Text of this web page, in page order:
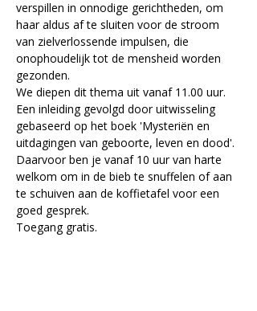
verspillen in onnodige gerichtheden, om
haar aldus af te sluiten voor de stroom
van zielverlossende impulsen, die
onophoudelijk tot de mensheid worden
gezonden.
We diepen dit thema uit vanaf 11.00 uur.
Een inleiding gevolgd door uitwisseling
gebaseerd op het boek 'Mysteriën en
uitdagingen van geboorte, leven en dood'.
Daarvoor ben je vanaf 10 uur van harte
welkom om in de bieb te snuffelen of aan
te schuiven aan de koffietafel voor een
goed gesprek.
Toegang gratis.